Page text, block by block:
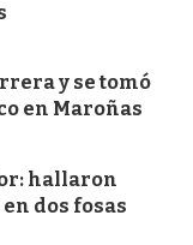
y se tomó
en Maroñas
hallaron
dos fosas